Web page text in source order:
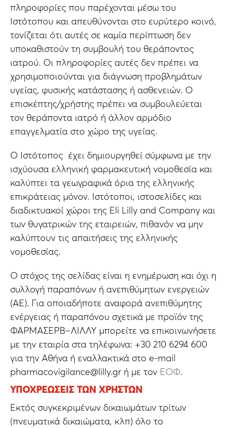
πληροφορίες που παρέχονται μέσω του
Ιστότοπου και απευθύνονται στο ευρύτερο κοινό,
τονίζεται ότι αυτές σε καμία περίπτωση δεν
υποκαθιστούν τη συμβουλή του θεράποντος
ιατρού. Οι πληροφορίες αυτές δεν πρέπει να
χρησιμοποιούνται για διάγνωση προβλημάτων
υγείας, φυσικής κατάστασης ή ασθενειών. Ο
επισκέπτης/χρήστης πρέπει να συμβουλεύεται
τον θεράποντα ιατρό ή άλλον αρμόδιο
επαγγελματία στο χώρο της υγείας.
Ο Ιστότοπος έχει δημιουργηθεί σύμφωνα με την
ισχύουσα ελληνική φαρμακευτική νομοθεσία και
καλύπτει τα γεωγραφικά όρια της ελληνικής
επικράτειας μόνον. Ιστότοποι, ιστοσελίδες και
διαδικτυακοί χώροι της Eli Lilly and Company και
των θυγατρικών της εταιρειών, πιθανόν να μην
καλύπτουν τις απαιτήσεις της ελληνικής
νομοθεσίας.
Ο στόχος της σελίδας είναι η ενημέρωση και όχι η
συλλογή παραπόνων ή ανεπιθύμητων ενεργειών
(ΑΕ). Για οποιαδήποτε αναφορά ανεπιθύμητης
ενέργειας ή παραπόνου σχετικά με προϊόν της
ΦΑΡΜΑΣΕΡΒ–ΛΙΛΛΥ μπορείτε να επικοινωνήσετε
με την εταιρία στα τηλέφωνα: +30 210 6294 600
για την Αθήνα ή εναλλακτικά στο e-mail
pharmacovigilance@lilly.gr ή με τον ΕΟΦ.
ΥΠΟΧΡΕΩΣΕΙΣ ΤΩΝ ΧΡΗΣΤΩΝ
Εκτός συγκεκριμένων δικαιωμάτων τρίτων
(πνευματικά δικαιώματα, κλπ) όλο το